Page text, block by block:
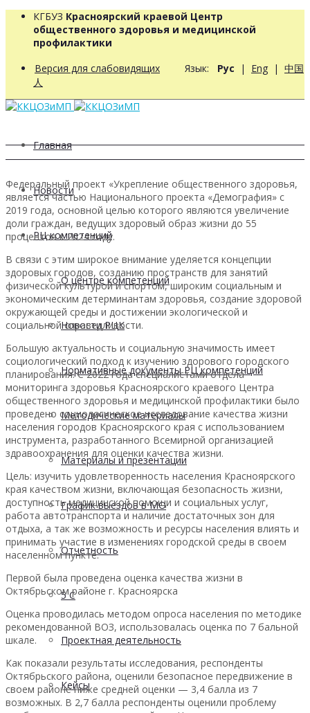
КГБУЗ Красноярский краевой Центр
общественного здоровья и медицинской
профилактики
Версия для слабовидящих Язык: Рус | Eng | 中国
人
Главная
Новости
РЦ компетенций
О центре компетенций
Новости РЦК
Нормативные документы РЦ компетенций
Методические материалы
Материалы и презентации
График выездов в МО
Отчетность
5 С
Проектная деятельность
Кейсы
Федеральный проект «Укрепление общественного здоровья,
является частью Национального проекта «Демография» с
2019 года, основной целью которого являются увеличение
доли граждан, ведущих здоровый образ жизни до 55
процентов к 2024 году.
В связи с этим широкое внимание уделяется концепции
здоровых городов, созданию пространств для занятий
физической культурой и спортом, широким социальным и
экономическим детерминантам здоровья, создание здоровой
окружающей среды и достижении экологической и
социальной справедливости.
Большую актуальность и социальную значимость имеет
социологический подход к изучению здорового городского
планирования. С 2022 года специалистами отдела
мониторинга здоровья Красноярского краевого Центра
общественного здоровья и медицинской профилактики было
проведено социологическое исследование качества жизни
населения городов Красноярского края с использованием
инструмента, разработанного Всемирной организацией
здравоохранения для оценки качества жизни.
Цель: изучить удовлетворенность населения Красноярского
края качеством жизни, включающая безопасность жизни,
доступность медицинской помощи и социальных услуг,
работа автотранспорта и наличие достаточных зон для
отдыха, а так же возможность и ресурсы населения влиять и
принимать участие в изменениях городской среды в своем
населенном пункте.
Первой была проведена оценка качества жизни в
Октябрьском районе г. Красноярска
Оценка проводилась методом опроса населения по методике
рекомендованной ВОЗ, использовалась оценка по 7 бальной
шкале.
Как показали результаты исследования, респонденты
Октябрьского района, оценили безопасное передвижение в
своем районе ниже средней оценки — 3,4 балла из 7
возможных. В 2,7 балла респонденты оценили проблему